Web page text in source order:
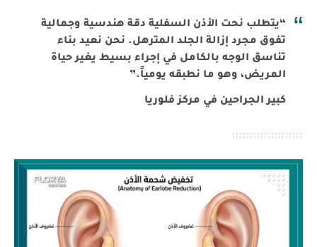
“يتطلب نحت الأذن السفلية دقة هندسية وجمالية
تفوق مجرد إزالة الجلد المترهل. نحن نعيد بناء
تناسق الوجه بالكامل في إجراء بسيط يغير حياة
المريض، وهو ما نطبقه يومياً.”
كبير الجراحين في مركز فلوريا